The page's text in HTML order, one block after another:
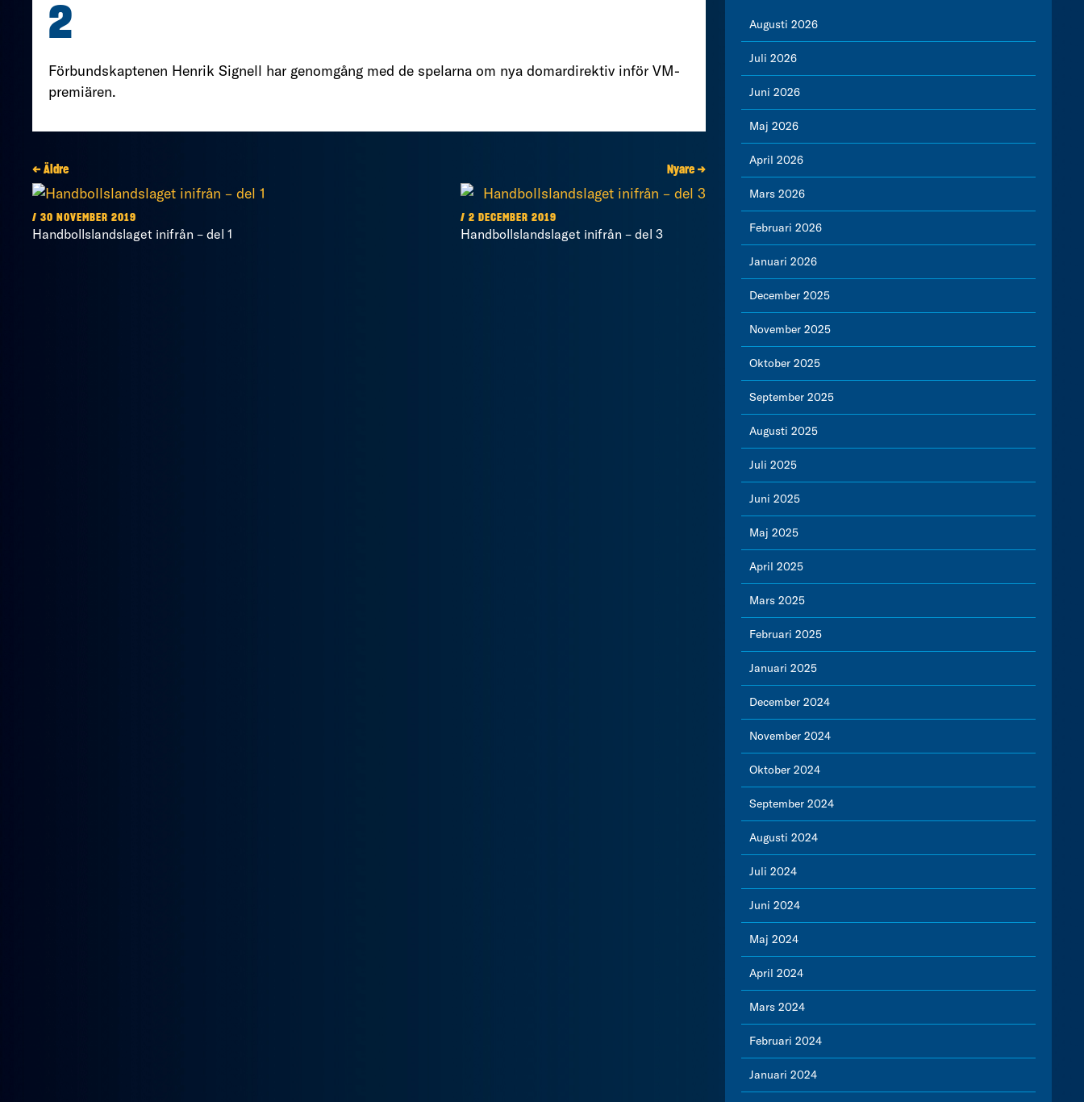
2
Förbundskaptenen Henrik Signell har genomgång med de spelarna om nya domardirektiv inför VM-
premiären.
← Äldre
/ 30 NOVEMBER 2019
Handbollslandslaget inifrån – del 1
Nyare →
/ 2 DECEMBER 2019
Handbollslandslaget inifrån – del 3
Augusti 2026
Juli 2026
Juni 2026
Maj 2026
April 2026
Mars 2026
Februari 2026
Januari 2026
December 2025
November 2025
Oktober 2025
September 2025
Augusti 2025
Juli 2025
Juni 2025
Maj 2025
April 2025
Mars 2025
Februari 2025
Januari 2025
December 2024
November 2024
Oktober 2024
September 2024
Augusti 2024
Juli 2024
Juni 2024
Maj 2024
April 2024
Mars 2024
Februari 2024
Januari 2024